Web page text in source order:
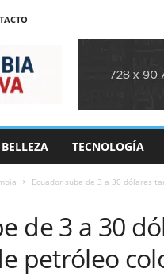
TECNOLOGÍA
Ecuador sube de 3 a 30 dólares
de 3 a 30
petróleo